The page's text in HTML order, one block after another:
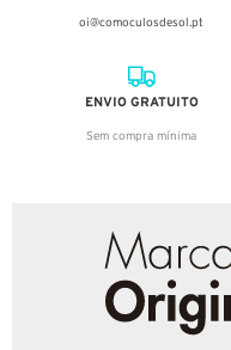
oi@comoculosdesol.pt
ENVIO GRATUITO
Sem compra mínima